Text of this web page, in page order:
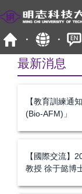
到
主
要
內 最新消息
【教育訓練通
(Bio-AFM)」
【國際交流】
教授 徐于懿博